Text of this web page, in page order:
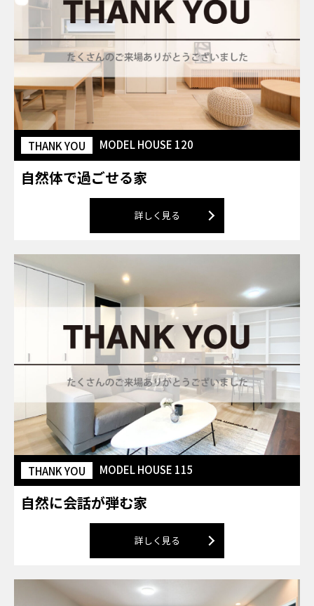
THANK YOU MODEL HOUSE 120
自然体で過ごせる家
詳しく見る
THANK YOU MODEL HOUSE 115
自然に会話が弾む家
詳しく見る